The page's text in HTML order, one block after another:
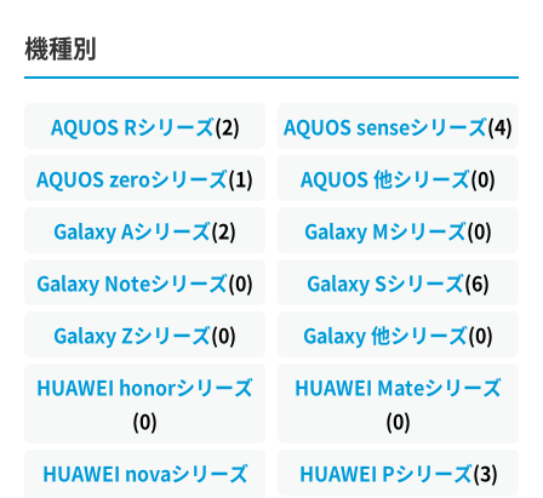
機種別
AQUOS Rシリーズ(2) AQUOS senseシリーズ(4)
AQUOS zeroシリーズ(1) AQUOS 他シリーズ(0)
Galaxy Aシリーズ(2) Galaxy Mシリーズ(0)
Galaxy Noteシリーズ(0) Galaxy Sシリーズ(6)
Galaxy Zシリーズ(0) Galaxy 他シリーズ(0)
HUAWEI honorシリーズ
(0)
HUAWEI Mateシリーズ
(0)
HUAWEI novaシリーズ
HUAWEI Pシリーズ(3)